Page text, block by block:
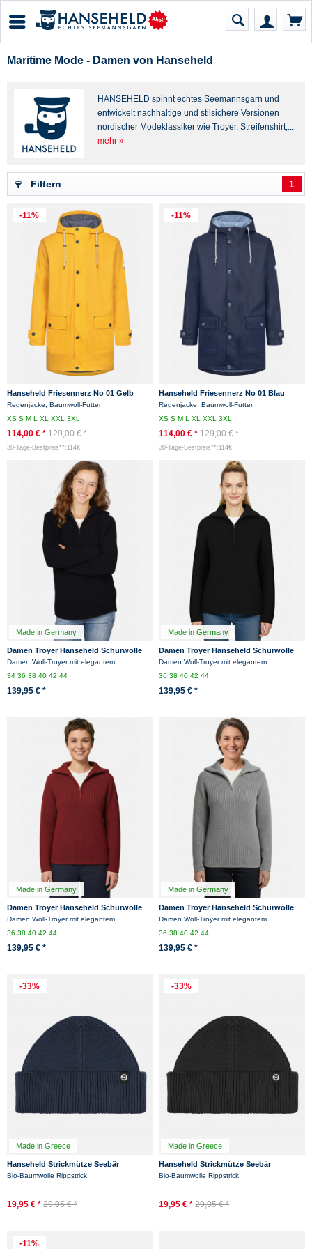
Maritime Mode - Damen von Hanseheld
HANSEHELD spinnt echtes Seemannsgarn und
entwickelt nachhaltige und stilsichere Versionen
nordischer Modeklassiker wie Troyer, Streifenshirt,...
mehr »
Filtern 1
-11%
Hanseheld Friesennerz No 01 Gelb
Regenjacke
Regenjacke, Baumwoll-Futter
XSSMLXLXXL3XL
114,00 € * 129,00 € *
30-Tage-Bestpreis**:114€
-11%
Hanseheld Friesennerz No 01 Blau
Regenjacke
Regenjacke, Baumwoll-Futter
XSSMLXLXXL3XL
114,00 € * 129,00 € *
30-Tage-Bestpreis**:114€
Made in Germany
Damen Troyer Hanseheld Schurwolle
Marine-Blau
Damen Woll-Troyer mit elegantem...
343638404244
139,95 € *
Made in Germany
Damen Troyer Hanseheld Schurwolle
Schwarz
Damen Woll-Troyer mit elegantem...
3638404244
139,95 € *
Made in Germany
Damen Troyer Hanseheld Schurwolle
Bordeaux
Damen Woll-Troyer mit elegantem...
3638404244
139,95 € *
Made in Germany
Damen Troyer Hanseheld Schurwolle
Grau Meliert
Damen Woll-Troyer mit elegantem...
3638404244
139,95 € *
-33%
Made in Greece
Hanseheld Strickmütze Seebär
Rippstrick Blau Dockermütze
Bio-Baumwolle Rippstrick
19,95 € * 29,95 € *
-33%
Made in Greece
Hanseheld Strickmütze Seebär
Rippstrick Schwarz Dockermütze
Bio-Baumwolle Rippstrick
19,95 € * 29,95 € *
-11%